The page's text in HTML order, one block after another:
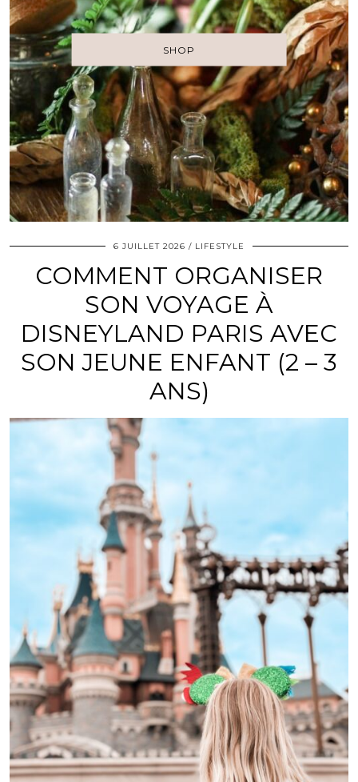
SHOP
6 JUILLET 2026 LIFESTYLE
COMMENT ORGANISER
SON VOYAGE À
DISNEYLAND PARIS AVEC
SON JEUNE ENFANT (2 – 3
ANS)